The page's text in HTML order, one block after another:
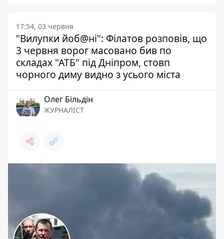
17:54, 03 червня
"Вилупки йоб@ні": Філатов розповів, що
3 червня ворог масовано бив по
складах "АТБ" під Дніпром, стовп
чорного диму видно з усього міста
Олег Більдін
ЖУРНАЛІСТ